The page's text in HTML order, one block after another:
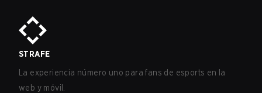
STRAFE
La experiencia número uno para fans de esports en la
web y móvil.